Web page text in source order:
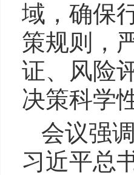
域，确保
策规则，
证、风险
决策科学
会议强
习近平总